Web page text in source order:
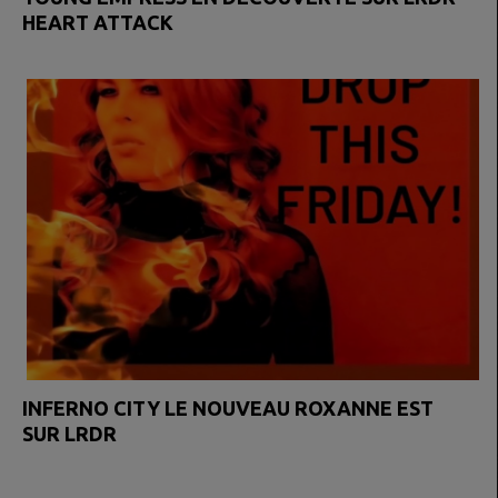
HEART ATTACK
INFERNO CITY LE NOUVEAU ROXANNE EST
SUR LRDR